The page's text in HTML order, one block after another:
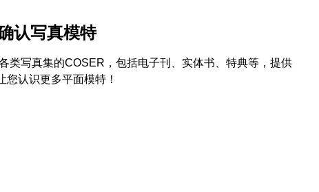
认写真模特
类写真集的COSER，包括电子刊、实体书、特典等，提供
认识更多平面模特！